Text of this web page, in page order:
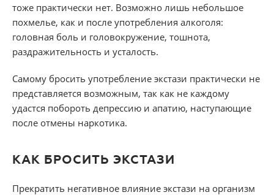
тоже практически нет. Возможно лишь небольшое
похмелье, как и после употребления алкоголя:
головная боль и головокружение, тошнота,
раздражительность и усталость.
Самому бросить употребление экстази практически не
представляется возможным, так как не каждому
удастся побороть депрессию и апатию, наступающие
после отмены наркотика.
КАК БРОСИТЬ ЭКСТАЗИ
Прекратить негативное влияние экстази на организм